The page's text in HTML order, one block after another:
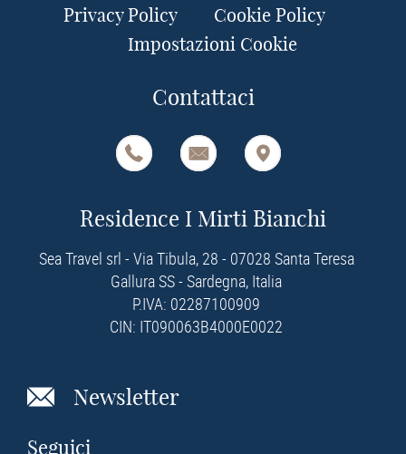
Privacy Policy
Cookie Policy
Impostazioni Cookie
Contattaci
Residence I Mirti Bianchi
Sea Travel srl - Via Tibula, 28 - 07028 Santa Teresa
Gallura SS - Sardegna, Italia
P.IVA: 02287100909
CIN: IT090063B4000E0022
Newsletter
Seguici